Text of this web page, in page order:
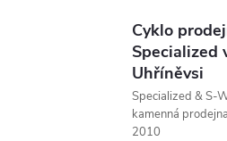
Cyklo
Specialized
Uhříněvsi
Specialized & S-
kamenná
2010